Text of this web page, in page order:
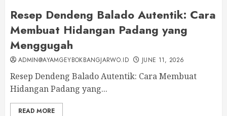
Resep Dendeng Balado Autentik: Cara
Membuat Hidangan Padang yang
Menggugah
ADMIN@AYAMGEYBOKBANGJARWO.ID JUNE 11, 2026
Resep Dendeng Balado Autentik: Cara Membuat
Hidangan Padang yang...
READ MORE